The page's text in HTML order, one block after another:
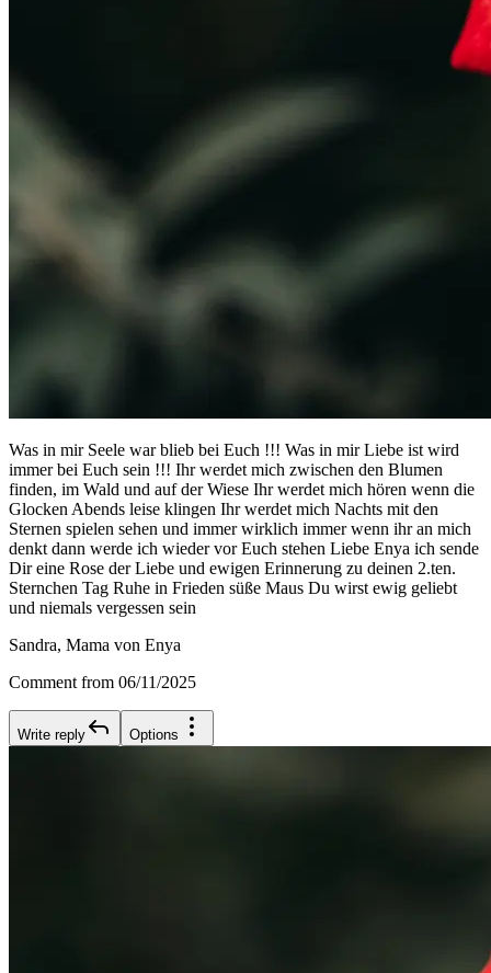
Was in mir Seele war blieb bei Euch !!! Was in mir Liebe ist wird
immer bei Euch sein !!! Ihr werdet mich zwischen den Blumen
finden, im Wald und auf der Wiese Ihr werdet mich hören wenn die
Glocken Abends leise klingen Ihr werdet mich Nachts mit den
Sternen spielen sehen und immer wirklich immer wenn ihr an mich
denkt dann werde ich wieder vor Euch stehen Liebe Enya ich sende
Dir eine Rose der Liebe und ewigen Erinnerung zu deinen 2.ten.
Sternchen Tag Ruhe in Frieden süße Maus Du wirst ewig geliebt
und niemals vergessen sein
Sandra, Mama von Enya
Comment from 06/11/2025
Write reply Options